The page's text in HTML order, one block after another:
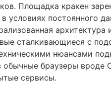
Площадка кракен
условиях постоянного
архитектура
сталкивающиеся с
нюансами
браузеры вроде
сервисы.